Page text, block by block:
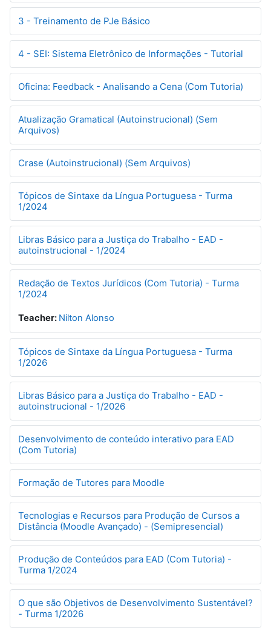
3 - Treinamento de PJe Básico
4 - SEI: Sistema Eletrônico de Informações - Tutorial
Oficina: Feedback - Analisando a Cena (Com Tutoria)
Atualização Gramatical (Autoinstrucional) (Sem
Arquivos)
Crase (Autoinstrucional) (Sem Arquivos)
Tópicos de Sintaxe da Língua Portuguesa - Turma
1/2024
Libras Básico para a Justiça do Trabalho - EAD -
autoinstrucional - 1/2024
Redação de Textos Jurídicos (Com Tutoria) - Turma
1/2024
Teacher: Nilton Alonso
Tópicos de Sintaxe da Língua Portuguesa - Turma
1/2026
Libras Básico para a Justiça do Trabalho - EAD -
autoinstrucional - 1/2026
Desenvolvimento de conteúdo interativo para EAD
(Com Tutoria)
Formação de Tutores para Moodle
Tecnologias e Recursos para Produção de Cursos a
Distância (Moodle Avançado) - (Semipresencial)
Produção de Conteúdos para EAD (Com Tutoria) -
Turma 1/2024
O que são Objetivos de Desenvolvimento Sustentável?
- Turma 1/2026